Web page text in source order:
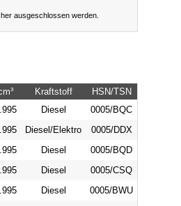
ausgeschlossen werden.
Kraftstoff
HSN/TSN
Diesel
0005/BQC
Diesel/Elektro
0005/DDX
Diesel
0005/BQD
Diesel
0005/CSQ
Diesel
0005/BWU